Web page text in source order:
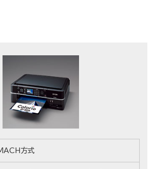
方式